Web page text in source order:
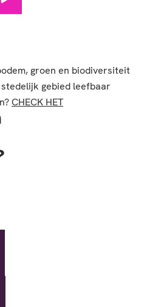
groen en biodiversiteit
gebied leefbaar
CHECK HET